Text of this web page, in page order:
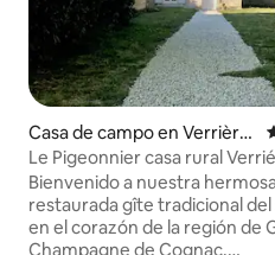
Casa de campo en Verrière
sLe Pigeonnier casa rural
Cognac
Bienvenido a nuestra
restaurada gîte tradicional del
en el corazón de la región de
Champagne de Cognac.